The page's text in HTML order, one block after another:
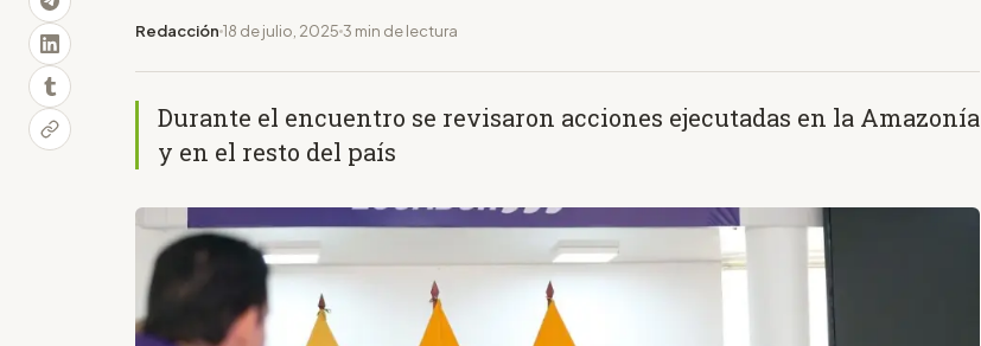
Redacción 18 de julio, 2025 3 min de lectura
Durante el encuentro se revisaron acciones ejecutadas en la Amazonía
y en el resto del país